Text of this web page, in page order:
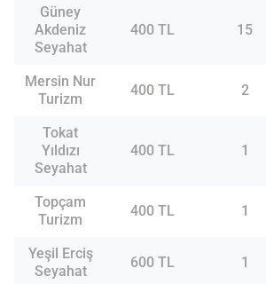
Güney
Akdeniz
Seyahat
400 TL 15
Mersin Nur
Turizm
400 TL 2
Tokat
Yıldızı
Seyahat
400 TL 1
Topçam
Turizm
400 TL 1
Yeşil Erciş
Seyahat
600 TL 1